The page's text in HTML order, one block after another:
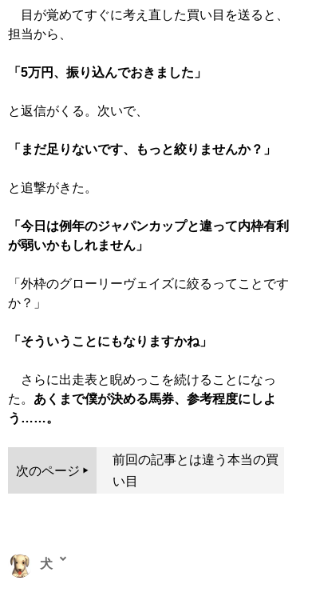
目が覚めてすぐに考え直した買い目を送ると、
担当から、
「5万円、振り込んでおきました」
と返信がくる。次いで、
「まだ足りないです、もっと絞りませんか？」
と追撃がきた。
「今日は例年のジャパンカップと違って内枠有利
が弱いかもしれません」
「外枠のグローリーヴェイズに絞るってことです
か？」
「そういうことにもなりますかね」
さらに出走表と睨めっこを続けることになっ
た。 あくまで僕が決める馬券、参考程度にしよ
う……。
次のページ
前回の記事とは違う本当の買
い目
犬